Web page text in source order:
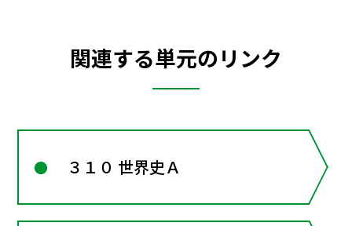
関連する単元のリンク
３１０ 世界史Ａ